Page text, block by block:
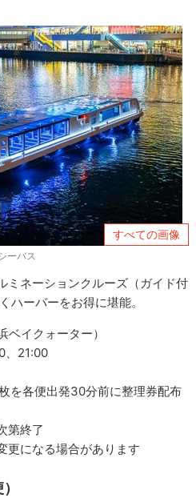
すべての画像
ーバス
ミネーションクルーズ（ガイド付
ハーバーをお得に堪能。
イクォーター）
、21:00
を各便出発30分前に整理券配布
第終了
更になる場合があります